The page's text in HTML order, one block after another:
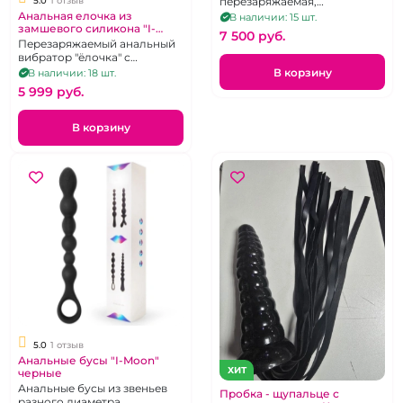
Анальная елочка из
замшевого силикона "I-
Moon" бело-розовое амбре
перезаряжаемая на д/у
Перезаряжаемый анальный
вибратор "ёлочка" с
возможностью
дистанционного
управления.
В наличии: 18 шт.
5 999 pуб.
В корзину
водоупорная анальная
ёлочка с дистанционным
управлением.
В наличии: 15 шт.
7 500 pуб.
В корзину
5.0 1 отзыв
Анальные бусы "I-Moon"
черные
Анальные бусы из звеньев
ХИТ
Пробка - щупальце с